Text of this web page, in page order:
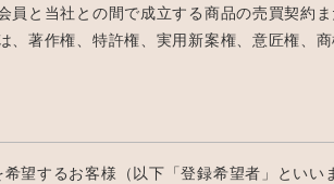
員と当社との間で成立する商品の売買契約
、著作権、特許権、実用新案権、意匠権、
望するお客様（以下「登録希望者」とい